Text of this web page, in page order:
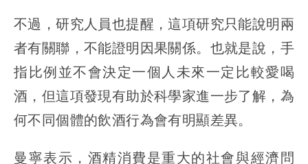
不過，研究人員也提醒，這項研究只能說明兩
者有關聯，不能證明因果關係。也就是說，手
指比例並不會決定一個人未來一定比較愛喝
酒，但這項發現有助於科學家進一步了解，為
何不同個體的飲酒行為會有明顯差異。
曼寧表示，酒精消費是重大的社會與經濟問